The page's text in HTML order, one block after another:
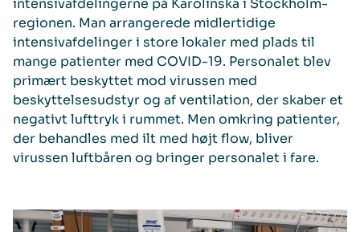
intensivafdelingerne på Karolinska i Stockholm-
regionen. Man arrangerede midlertidige
intensivafdelinger i store lokaler med plads til
mange patienter med COVID-19. Personalet blev
primært beskyttet mod virussen med
beskyttelsesudstyr og af ventilation, der skaber et
negativt lufttryk i rummet. Men omkring patienter,
der behandles med ilt med højt flow, bliver
virussen luftbåren og bringer personalet i fare.